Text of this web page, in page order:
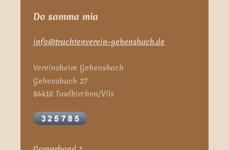
Do samma mia
info@trachtenverein-gebensbach.de
Vereinsheim Gebensbach
Gebensbach 27
84416 Taufkirchen/Vils